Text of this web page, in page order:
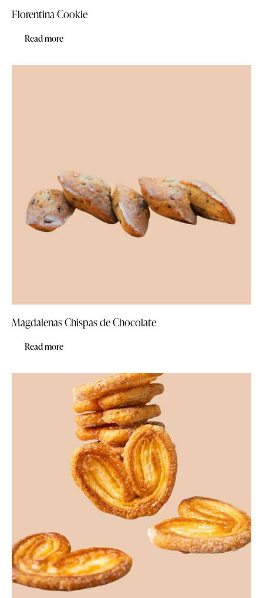
Florentina Cookie
Read more
Magdalenas Chispas de Chocolate
Read more